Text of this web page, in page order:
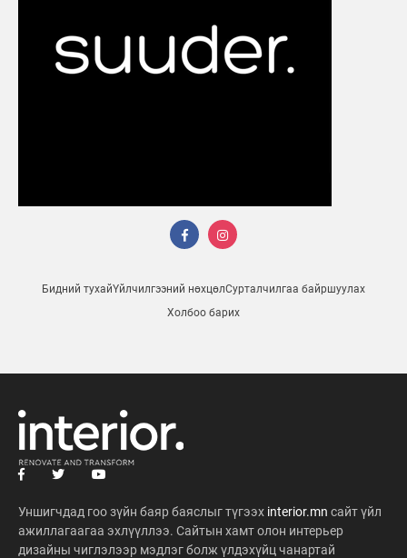
Бидний тухайҮйлчилгээний нөхцөлСурталчилгаа байршуулах
Холбоо барих
Уншигчдад гоо зүйн баяр баяслыг түгээх interior.mn сайт үйл
ажиллагаагаа эхлүүллээ. Сайтын хамт олон интерьер
дизайны чиглэлээр мэдлэг болж үлдэхүйц чанартай